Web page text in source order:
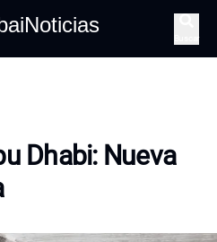
Dhabi: Nueva